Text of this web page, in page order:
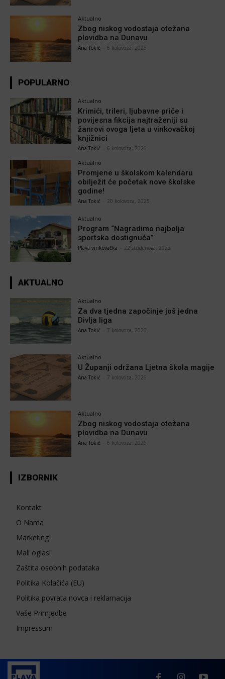
Aktualno
Zbog niskog vodostaja otežana
plovidba na Dunavu
Ana Tokić 6 kolovoza, 2026
POPULARNO
Aktualno
Krimići, trileri, ljubavne priče i
povijesna fikcija najtraženiji su
žanrovi ovoga ljeta u vinkovačkoj
knjižnici
Ana Tokić 6 kolovoza, 2026
Aktualno
Promjene u školskom kalendaru
obilježit će početak nove školske
godine!
Ana Tokić 20 kolovoza, 2025
Aktualno
Program “Nagradimo najbolja
sportska dostignuća”
Plava vinkovačka 22 studenoga, 2022
AKTUALNO
Aktualno
Za dva tjedna započinje još jedna
Divlja liga
Ana Tokić 7 kolovoza, 2026
Aktualno
U Županji održana Ljetna škola magije
Ana Tokić 7 kolovoza, 2026
Aktualno
Zbog niskog vodostaja otežana
plovidba na Dunavu
Ana Tokić 6 kolovoza, 2026
IZBORNIK
Kontakt
O Nama
Marketing
Mali oglasi
Zaštita osobnih podataka
Politika Kolačića (EU)
Politika povrata novca i reklamacija
Vaše Primjedbe
Impressum